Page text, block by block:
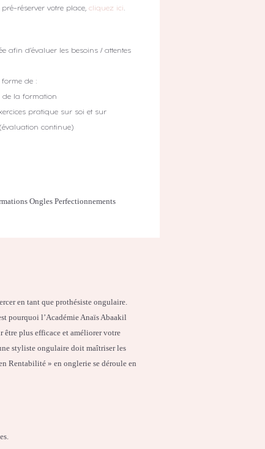
réserver votre place, cliquez ici
afin d’évaluer les besoins / attentes
de :
de la formation
pratique sur soi et sur
continue)
Ongles Perfectionnements
en tant que prothésiste ongulaire.
pourquoi l’Académie Anaïs Abaakil
être plus efficace et améliorer votre
styliste ongulaire doit maîtriser les
Rentabilité » en onglerie se déroule en